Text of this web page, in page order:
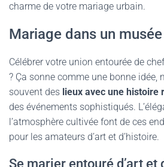
charme de votre mariage urbain.
Mariage dans un musée
Célébrer votre union entourée de
? Ça sonne comme une bonne idée,
souvent des lieux avec une histoire
des événements sophistiqués.
l’atmosphère cultivée font de ces
pour les amateurs d’art et d’histoire.
Se marier entouré d’art et